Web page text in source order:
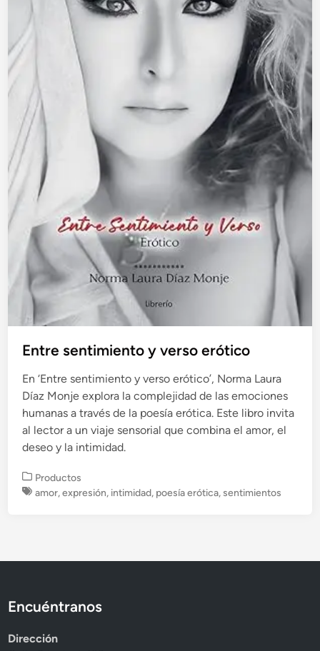
Entre sentimiento y verso erótico
En ‘Entre sentimiento y verso erótico’, Norma Laura
Díaz Monje explora la complejidad de las emociones
humanas a través de la poesía erótica. Este libro invita
al lector a un viaje sensorial que combina el amor, el
deseo y la intimidad.
P
u
e
Productos
amor,expresión, intimidad, poesía erótica,sentimientos
Encuéntranos
Dirección